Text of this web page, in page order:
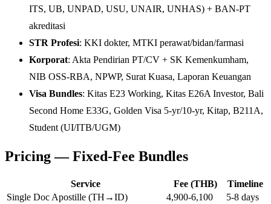
ITS, UB, UNPAD, USU, UNAIR, UNHAS) + BAN-PT
akreditasi
STR Profesi: KKI dokter, MTKI perawat/bidan/farmasi
Korporat: Akta Pendirian PT/CV + SK Kemenkumham,
NIB OSS-RBA, NPWP, Surat Kuasa, Laporan Keuangan
Visa Bundles: Kitas E23 Working, Kitas E26A Investor, Bali
Second Home E33G, Golden Visa 5-yr/10-yr, Kitap, B211A,
Student (UI/ITB/UGM)
Pricing — Fixed-Fee Bundles
Service Fee (THB)
Timeline
Single Doc Apostille (TH→ID)
4,900-6,100
5-8 days